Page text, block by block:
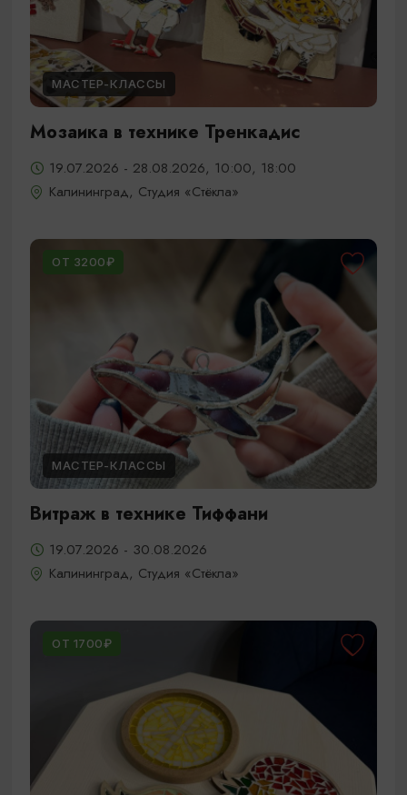
МАСТЕР-КЛАССЫ
Мозаика в технике Тренкадис
19.07.2026 - 28.08.2026, 10:00, 18:00
Калининград, Студия «Стёкла»
ОТ 3200₽
МАСТЕР-КЛАССЫ
Витраж в технике Тиффани
19.07.2026 - 30.08.2026
Калининград, Студия «Стёкла»
ОТ 1700₽